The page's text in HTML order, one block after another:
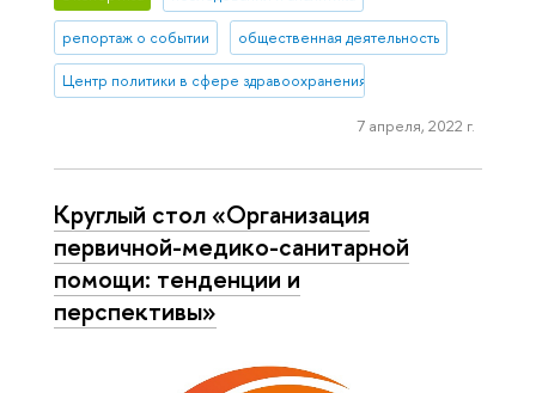
репортаж о событии общественная деятельность
Центр политики в сфере здравоохранения
7 апреля, 2022 г.
Круглый стол «Организация
первичной-медико-санитарной
помощи: тенденции и
перспективы»